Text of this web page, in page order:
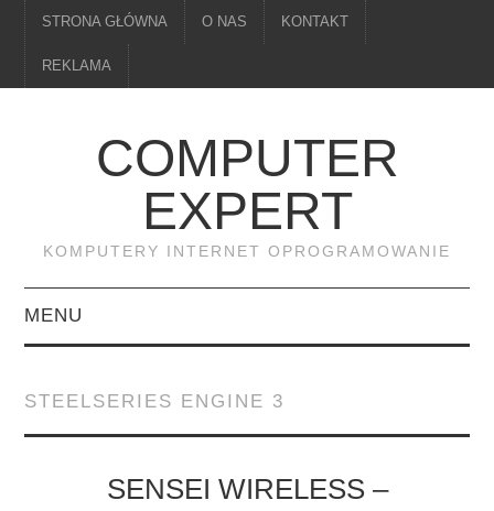
STRONA GŁÓWNA O NAS KONTAKT
REKLAMA
COMPUTER
EXPERT
KOMPUTERY INTERNET OPROGRAMOWANIE
MENU
MONITORY
STEELSERIES ENGINE 3
SENSEI WIRELESS –